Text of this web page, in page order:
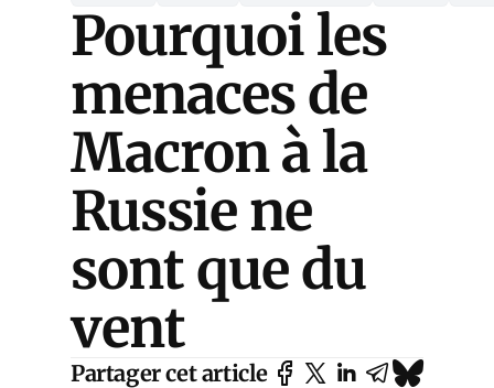
Pourquoi les
menaces de
Macron à la
Russie ne
sont que du
vent
Partager cet article